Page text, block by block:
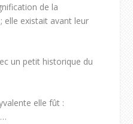
de la
elle existait avant leur
un petit historique du
elle fût :